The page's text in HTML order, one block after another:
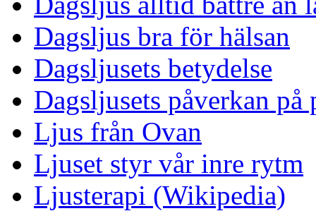
Dagsljus bra för hälsan
Dagsljusets betydelse
Dagsljusets påverkan på
Ljus från Ovan
Ljuset styr vår inre rytm
Ljusterapi (Wikipedia)